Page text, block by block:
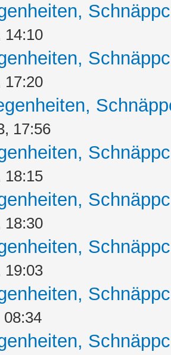
14:10
17:20
17:56
18:15
18:30
19:03
08:34